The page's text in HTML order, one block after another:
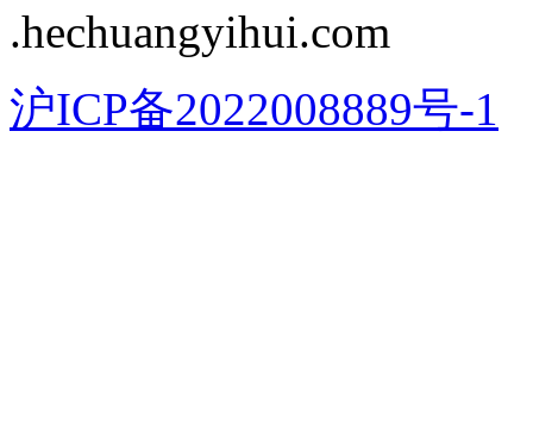
.hechuangyihui.com
沪ICP备2022008889号-1